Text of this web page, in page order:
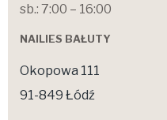
sb.: 7:00 – 16:00
NAILIES BAŁUTY
Okopowa 111
91-849 Łódź